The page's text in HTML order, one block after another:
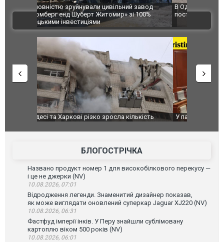
В Одесі та Харкові різко зросла кількість
постраждалих від обстрілу РФ
Ворог
двоє
після
ВІДЕО
У парламенті Косово прем'єра закидали яйцями
Приїхав
до
зіркового
БЛОГОСТРІЧКА
Названо продукт номер 1 для високобілкового перекусу —
і це не джерки (NV)
10.08.2026, 07:01
Відродження легенди. Знаменитий дизайнер показав,
як може виглядати оновлений суперкар Jaguar XJ220 (NV)
10.08.2026, 06:31
Фастфуд імперії інків. У Перу знайшли сублімовану
картоплю віком 500 років (NV)
10.08.2026, 06:01